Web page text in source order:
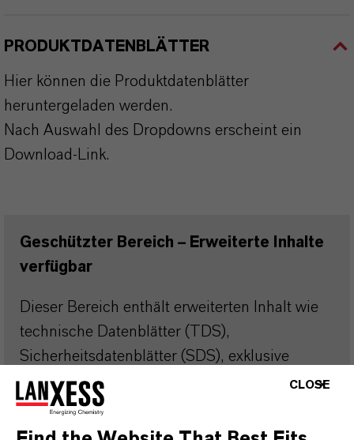
PRODUKTDATENBLÄTTER
Hier können die Produktdatenblätter
heruntergeladen werden.
Nach Auswahl des Dropdowns erscheint ein
Download-Link.
Geschützter Bereich – Erweiterte Inhalte
verfügbar
Dieser Bereich enthält erweiterten Inhalt wie
technische Datenblätter (TDS),
Sicherheitsdatenblätter (SDS), exklusive
Downloads oder weiterführende
Informationen.
CLOSE